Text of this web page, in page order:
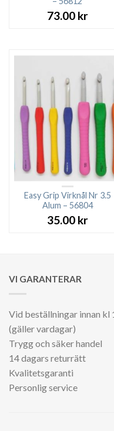
73.00 kr
Easy Grip Virknål Nr 3.5
Alum – 56804
35.00 kr
VI GARANTERAR
Vid beställningar innan kl
(gäller vardagar)
Trygg och säker handel
14 dagars returrätt
Kvalitetsgaranti
Personlig service